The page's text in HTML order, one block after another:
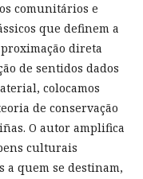
comunitários e
que definem a
direta
de sentidos dados
colocamos
de conservação
O autor amplifica
culturais
a quem se destinam,